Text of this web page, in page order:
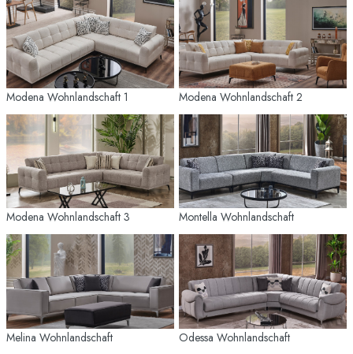
Modena Wohnlandschaft 1 Modena Wohnlandschaft 2
Modena Wohnlandschaft 3 Montella Wohnlandschaft
Melina Wohnlandschaft Odessa Wohnlandschaft